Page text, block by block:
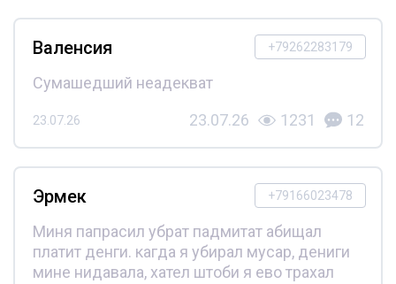
+79262283179
Валенсия
Сумашедший неадекват
23.07.26 23.07.26 1231 12
+79166023478
Эрмек
Миня папрасил убрат падмитат абищал
платит денги. кагда я убирал мусар, дениги
мине нидавала, хател штоби я ево трахал